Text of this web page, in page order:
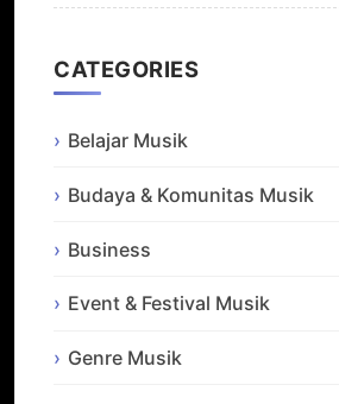
CATEGORIES
Belajar Musik
Budaya & Komunitas Musik
Business
Event & Festival Musik
Genre Musik